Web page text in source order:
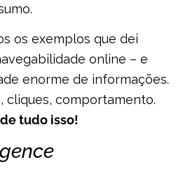
os exemplos que dei
online – e
enorme de informações.
cliques, comportamento.
tudo isso!